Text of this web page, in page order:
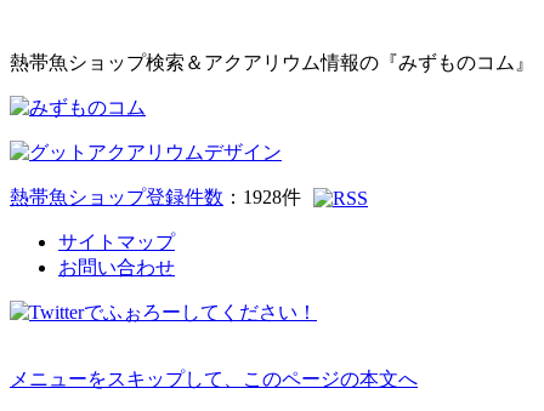
熱帯魚ショップ検索＆アクアリウム情報の『みずものコム』
熱帯魚ショップ登録件数 ： 1928件
サイトマップ
お問い合わせ
メニューをスキップして、このページの本文へ